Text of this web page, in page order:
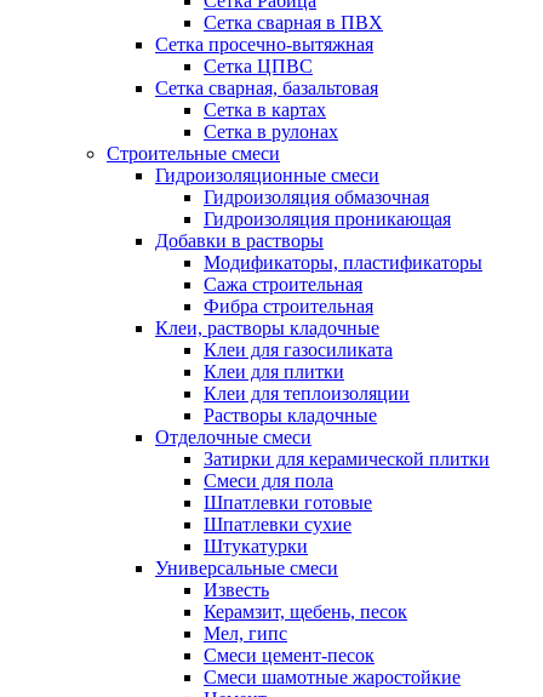
Сетка сварная в ПВХ
Сетка просечно-вытяжная
Сетка ЦПВС
Сетка сварная, базальтовая
Сетка в картах
Сетка в рулонах
Строительные смеси
Гидроизоляционные смеси
Гидроизоляция обмазочная
Гидроизоляция проникающая
Добавки в растворы
Модификаторы, пластификаторы
Сажа строительная
Фибра строительная
Клеи, растворы кладочные
Клеи для газосиликата
Клеи для плитки
Клеи для теплоизоляции
Растворы кладочные
Отделочные смеси
Затирки для керамической плитки
Смеси для пола
Шпатлевки готовые
Шпатлевки сухие
Штукатурки
Универсальные смеси
Известь
Керамзит, щебень, песок
Мел, гипс
Смеси цемент-песок
Смеси шамотные жаростойкие